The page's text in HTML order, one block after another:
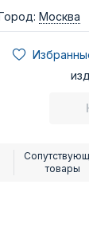
Москва
товары